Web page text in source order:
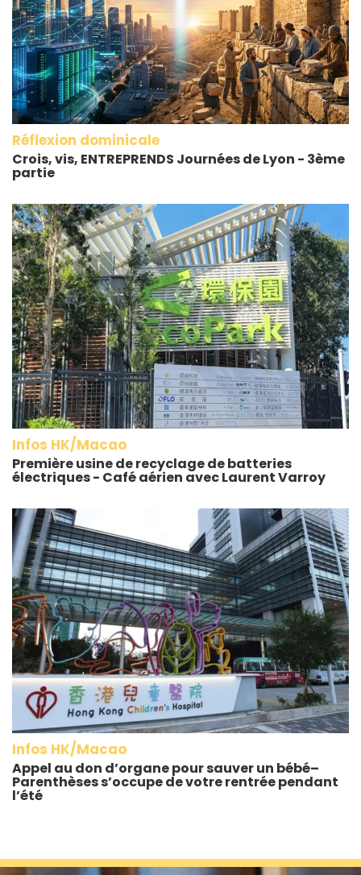
Réflexion dominicale
Crois, vis, ENTREPRENDS Journées de Lyon - 3ème
partie
Infos HK/Macao
Première usine de recyclage de batteries
électriques - Café aérien avec Laurent Varroy
Infos HK/Macao
Appel au don d’organe pour sauver un bébé–
Parenthèses s’occupe de votre rentrée pendant
l’été